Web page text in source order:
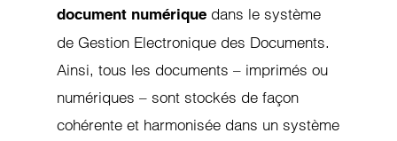
document numérique dans le système
de Gestion Electronique des Documents.
Ainsi, tous les documents – imprimés ou
numériques – sont stockés de façon
cohérente et harmonisée dans un système